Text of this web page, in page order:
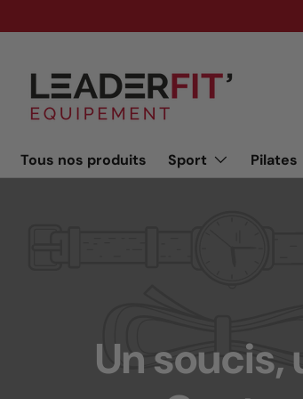
Skip to content
Tous nos produits Sport Pilates
Un